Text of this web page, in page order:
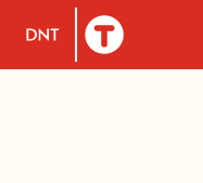
Til DNT.no forside